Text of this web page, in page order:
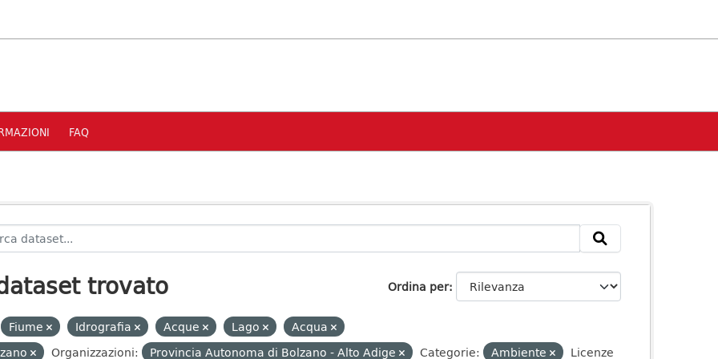
FAQ
Ordina per
trovato
Fiume Idrografia Acque Lago
Acqua
Organizzazioni: Provincia Autonoma di Bolzano - Alto Adige Categorie: Ambiente
Licenze